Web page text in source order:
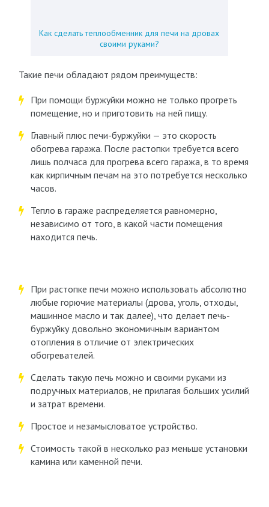
Как сделать теплообменник для печи на дровах
своими руками?
Такие печи обладают рядом преимуществ:
При помощи буржуйки можно не только прогреть
помещение, но и приготовить на ней пищу.
Главный плюс печи-буржуйки — это скорость
обогрева гаража. После растопки требуется всего
лишь полчаса для прогрева всего гаража, в то время
как кирпичным печам на это потребуется несколько
часов.
Тепло в гараже распределяется равномерно,
независимо от того, в какой части помещения
находится печь.
При растопке печи можно использовать абсолютно
любые горючие материалы (дрова, уголь, отходы,
машинное масло и так далее), что делает печь-
буржуйку довольно экономичным вариантом
отопления в отличие от электрических
обогревателей.
Сделать такую печь можно и своими руками из
подручных материалов, не прилагая больших усилий
и затрат времени.
Простое и незамысловатое устройство.
Стоимость такой в несколько раз меньше установки
камина или каменной печи.